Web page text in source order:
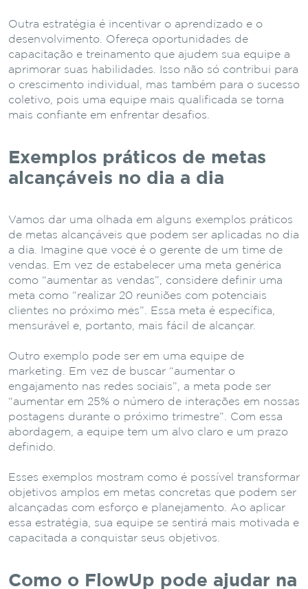
Outra estratégia é incentivar o aprendizado e o
desenvolvimento. Ofereça oportunidades de
capacitação e treinamento que ajudem sua equipe a
aprimorar suas habilidades. Isso não só contribui para
o crescimento individual, mas também para o sucesso
coletivo, pois uma equipe mais qualificada se torna
mais confiante em enfrentar desafios.
Exemplos práticos de metas
alcançáveis no dia a dia
Vamos dar uma olhada em alguns exemplos práticos
de metas alcançáveis que podem ser aplicadas no dia
a dia. Imagine que você é o gerente de um time de
vendas. Em vez de estabelecer uma meta genérica
como “aumentar as vendas”, considere definir uma
meta como “realizar 20 reuniões com potenciais
clientes no próximo mês”. Essa meta é específica,
mensurável e, portanto, mais fácil de alcançar.
Outro exemplo pode ser em uma equipe de
marketing. Em vez de buscar “aumentar o
engajamento nas redes sociais”, a meta pode ser
“aumentar em 25% o número de interações em nossas
postagens durante o próximo trimestre”. Com essa
abordagem, a equipe tem um alvo claro e um prazo
definido.
Esses exemplos mostram como é possível transformar
objetivos amplos em metas concretas que podem ser
alcançadas com esforço e planejamento. Ao aplicar
essa estratégia, sua equipe se sentirá mais motivada e
capacitada a conquistar seus objetivos.
Como o FlowUp pode ajudar na